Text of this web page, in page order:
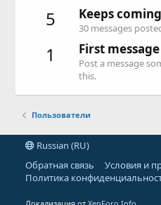
5 Keeps
30 messages
1 First message
Post a message
this.
Пользователи
Russian (RU)
Обратная связь
Условия и
Политика